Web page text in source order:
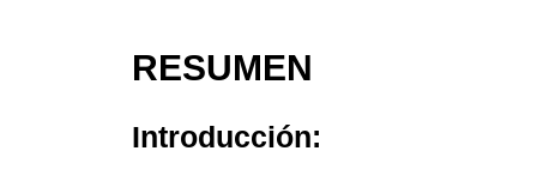
RESUMEN
Introducción: